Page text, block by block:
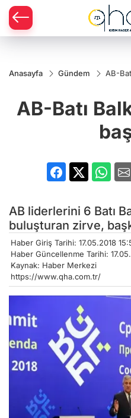
Anasayfa Gündem
AB-
başladı
AB-Batı
AB liderlerini 6 Batı
buluşturan zirve,
Haber Giriş Tarihi: 17.05.2018
Haber Güncellenme Tarihi:
Kaynak: Haber Merkezi
https://www.qha.com.tr/